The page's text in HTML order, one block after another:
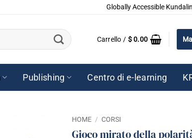
Globally Accessible
Carrello / $0.00
Publishing Centro di e-learning
HOME / CORSI
Gioco mirato della